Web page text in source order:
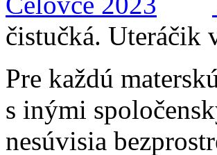
čistučká. Uteráčik
Pre každú
s inými
nesúvisia